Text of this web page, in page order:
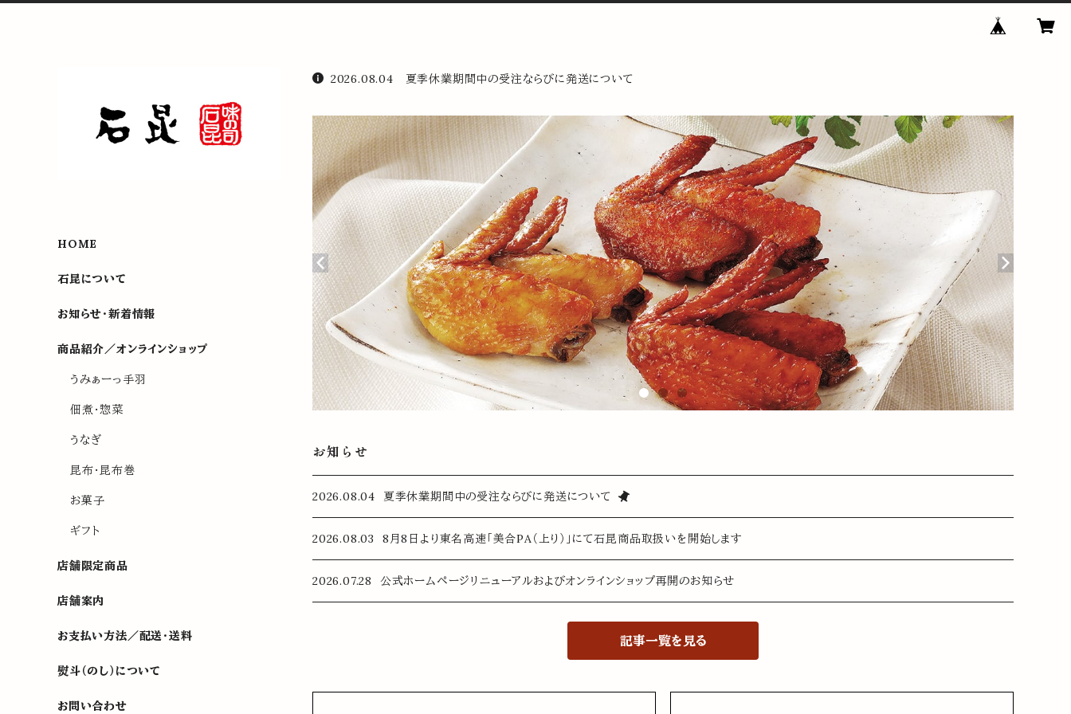
2026.08.04 夏季休業期間中の受注ならびに発送について
お知らせ
2026.08.04 夏季休業期間中の受注ならびに発送について
2026.08.03 8月8日より東名高速「美合PA（上り）」にて石昆商品取扱いを開始します
2026.07.28 公式ホームページリニューアルおよびオンラインショップ再開のお知らせ
記事一覧を見る
HOME
石昆について
お知らせ・新着情報
商品紹介／オンラインショップ
うみぁーっ手羽
佃煮・惣菜
うなぎ
昆布・昆布巻
お菓子
ギフト
店舗限定商品
店舗案内
お支払い方法／配送・送料
熨斗（のし）について
お問い合わせ